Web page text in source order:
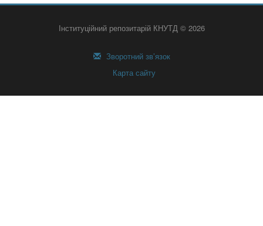
Інституційний репозитарій КНУТД © 2026
Зворотний зв’язок
Карта сайту